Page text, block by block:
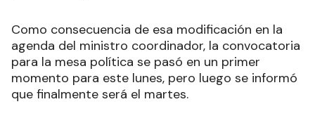
Como consecuencia de esa modificación en la
agenda del ministro coordinador, la convocatoria
para la mesa política se pasó en un primer
momento para este lunes, pero luego se informó
que finalmente será el martes.